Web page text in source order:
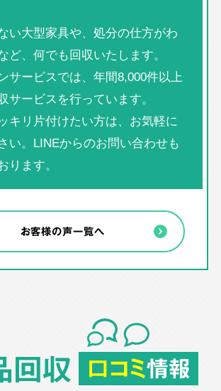
い大型家具や、処分の仕方がわ
ど、何でも回収いたします。
サービスでは、年間8,000件以上
サービスを行っています。
キリ片付けたい方は、お気軽に
い。LINEからのお問い合わせも
ります。
お客様の声一覧へ
回収 口コミ情報